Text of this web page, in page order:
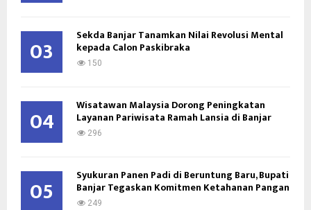
03 Sekda Banjar Tanamkan Nilai Revolusi Mental
kepada Calon Paskibraka
150
04 Wisatawan Malaysia Dorong Peningkatan
Layanan Pariwisata Ramah Lansia di Banjar
296
05 Syukuran Panen Padi di Beruntung Baru, Bupati
Banjar Tegaskan Komitmen Ketahanan Pangan
249